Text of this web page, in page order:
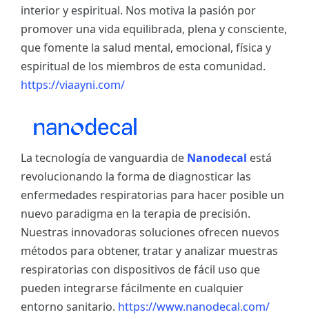
interior y espiritual. Nos motiva la pasión por
promover una vida equilibrada, plena y consciente,
que fomente la salud mental, emocional, física y
espiritual de los miembros de esta comunidad.
https://viaayni.com/
La tecnología de vanguardia de Nanodecal está
revolucionando la forma de diagnosticar las
enfermedades respiratorias para hacer posible un
nuevo paradigma en la terapia de precisión.
Nuestras innovadoras soluciones ofrecen nuevos
métodos para obtener, tratar y analizar muestras
respiratorias con dispositivos de fácil uso que
pueden integrarse fácilmente en cualquier
entorno sanitario. https://www.nanodecal.com/